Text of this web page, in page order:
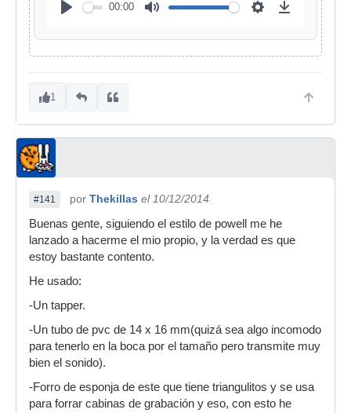
00:00
1
#141 por Thekillas el 10/12/2014
Buenas gente, siguiendo el estilo de powell me he
lanzado a hacerme el mio propio, y la verdad es que
estoy bastante contento.
He usado:
-Un tapper.
-Un tubo de pvc de 14 x 16 mm(quizá sea algo incomodo
para tenerlo en la boca por el tamaño pero transmite muy
bien el sonido).
-Forro de esponja de este que tiene triangulitos y se usa
para forrar cabinas de grabación y eso, con esto he